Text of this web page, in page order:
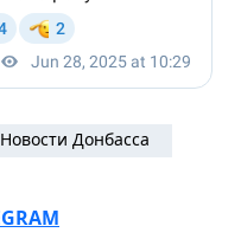
Новости Донбасса